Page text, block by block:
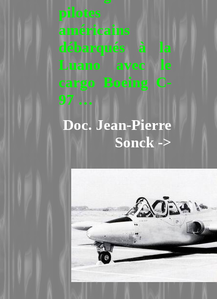
pilotes
américains
débarqués à la
Luano avec le
cargo Boeing C-
97 …
Doc. Jean-Pierre
Sonck ->